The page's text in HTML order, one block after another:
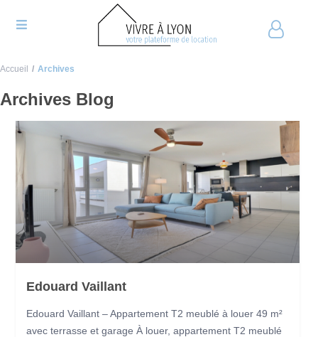
Accueil Archives
Archives Blog
Edouard Vaillant
Edouard Vaillant – Appartement T2 meublé à louer 49 m²
avec terrasse et garage À louer, appartement T2 meublé